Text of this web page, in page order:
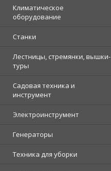
Климатическое
оборудование
Станки
Лестницы, стремянки, вышки-
туры
Садовая техника и
инструмент
Электроинструмент
Генераторы
Техника для уборки